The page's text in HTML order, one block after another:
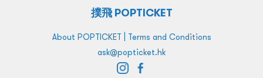
撲飛 POPTICKET
About POPTICKET | Terms and Conditions
ask@popticket.hk